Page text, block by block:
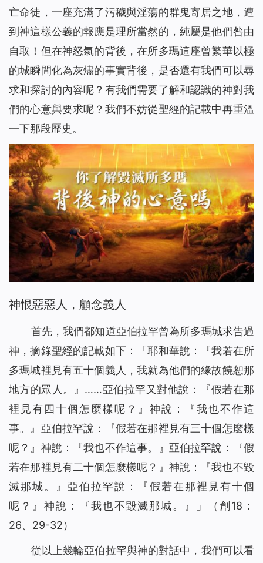
亡命徒，一座充滿了污穢與淫蕩的群鬼寄居之地，遭
到神這樣公義的報應是理所當然的，純屬是他們咎由
自取！但在神怒氣的背後，在所多瑪這座曾繁華以極
的城瞬間化為灰燼的事實背後，是否還有我們可以尋
求和探討的內容呢？有我們需要了解和認識的神對我
們的心意與要求呢？我們不妨從聖經的記載中再重溫
一下那段歷史。
神恨惡惡人，顧念義人
首先，我們都知道亞伯拉罕曾為所多瑪城求告過
神，摘錄聖經的記載如下：「耶和華說：『我若在所
多瑪城裡見有五十個義人，我就為他們的緣故饒恕那
地方的眾人。
』……亞伯拉罕又對他說：『假若在那
裡見有四十個怎麼樣呢？』神說：『我也不作這
事。』 亞伯拉罕說：『假若在那裡見有三十個怎麼樣
呢？』神說：『我也不作這事。』 亞伯拉罕說：『假
若在那裡見有二十個怎麼樣呢？』神說：『我也不毀
滅那城。
』亞伯拉罕說：『假若在那裡見有十個
呢？』神說：『我也不毀滅那城。
』」（創18：
26、29-32）
從以上幾輪亞伯拉罕與神的對話中，我們可以看